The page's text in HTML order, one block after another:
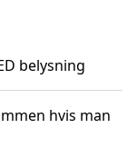
belysning
hvis man